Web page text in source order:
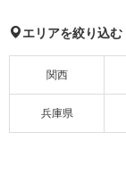
エリアを絞り込む
関西
兵庫県